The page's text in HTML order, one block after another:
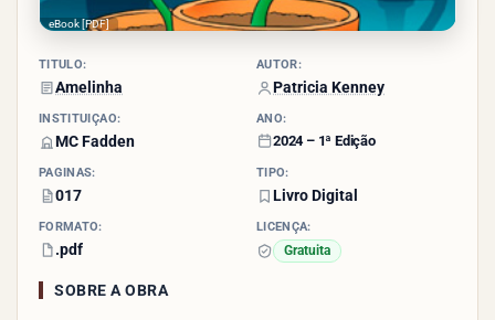
eBook [PDF]
TÍTULO:
Amelinha
AUTOR:
Patricia Kenney
INSTITUIÇÃO:
MC Fadden
ANO:
2024 – 1ª Edição
PÁGINAS:
017
TIPO:
Livro Digital
FORMATO:
.pdf
LICENÇA:
Gratuita
SOBRE A OBRA